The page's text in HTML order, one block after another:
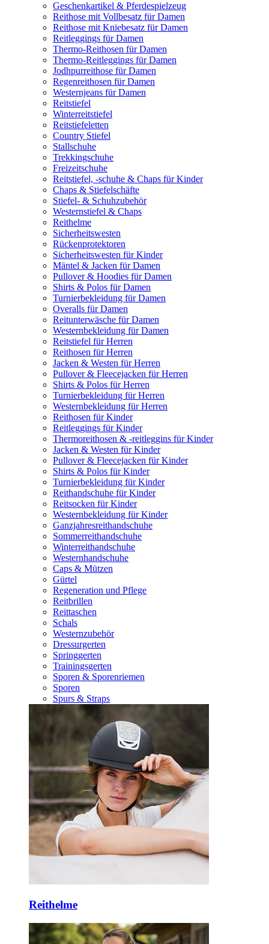
Geschenkartikel & Pferdespielzeug
Reithose mit Vollbesatz für Damen
Reithose mit Kniebesatz für Damen
Reitleggings für Damen
Thermo-Reithosen für Damen
Thermo-Reitleggings für Damen
Jodhpurreithose für Damen
Regenreithosen für Damen
Westernjeans für Damen
Reitstiefel
Winterreitstiefel
Reitstiefeletten
Country Stiefel
Stallschuhe
Trekkingschuhe
Freizeitschuhe
Reitstiefel, -schuhe & Chaps für Kinder
Chaps & Stiefelschäfte
Stiefel- & Schuhzubehör
Westernstiefel & Chaps
Reithelme
Sicherheitswesten
Rückenprotektoren
Sicherheitswesten für Kinder
Mäntel & Jacken für Damen
Pullover & Hoodies für Damen
Shirts & Polos für Damen
Turnierbekleidung für Damen
Overalls für Damen
Reitunterwäsche für Damen
Westernbekleidung für Damen
Reitstiefel für Herren
Reithosen für Herren
Jacken & Westen für Herren
Pullover & Fleecejacken für Herren
Shirts & Polos für Herren
Turnierbekleidung für Herren
Westernbekleidung für Herren
Reithosen für Kinder
Reitleggings für Kinder
Thermoreithosen & -reitleggins für Kinder
Jacken & Westen für Kinder
Pullover & Fleecejacken für Kinder
Shirts & Polos für Kinder
Turnierbekleidung für Kinder
Reithandschuhe für Kinder
Reitsocken für Kinder
Westernbekleidung für Kinder
Ganzjahresreithandschuhe
Sommerreithandschuhe
Winterreithandschuhe
Westernhandschuhe
Caps & Mützen
Gürtel
Regeneration und Pflege
Reitbrillen
Reittaschen
Schals
Westernzubehör
Dressurgerten
Springgerten
Trainingsgerten
Sporen & Sporenriemen
Sporen
Spurs & Straps
Reithelme